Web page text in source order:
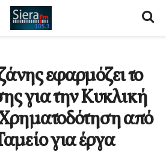
εφαρμόζει το
για την Κυκλική
από
για έργα